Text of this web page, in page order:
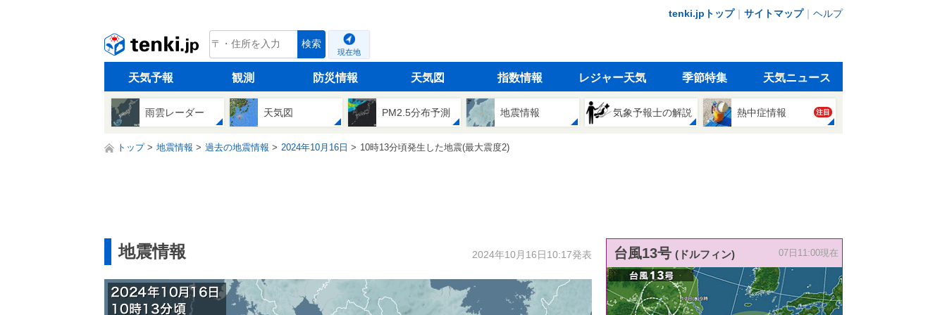
tenki.jpトップ｜ サイトマップ｜ ヘルプ
tenki.jp 検索
現在地
天気予報 観測 防災情報 天気図 指数情報 レジャー天気 季節特集 天気ニュース
雨雲レーダー 天気図 PM2.5分布予測 地震情報 気象予報士の解説 熱中症情報 注目
トップ 地震情報 過去の地震情報 2024年10月16日 10時13分頃発生した地震(最大震度2)
地震情報 2024年10月16日10:17発表 台風13号 (ドルフィン) 07日11:00現在